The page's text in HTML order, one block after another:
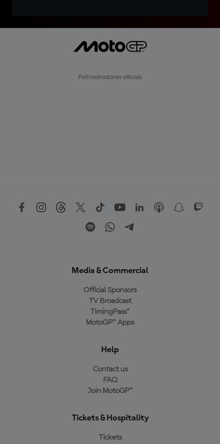
Patrocinadores oficiais
Media & Commercial
Official Sponsors
TV Broadcast
TimingPass™
MotoGP™ Apps
Help
Contact us
FAQ
Join MotoGP™
Tickets & Hospitality
Tickets